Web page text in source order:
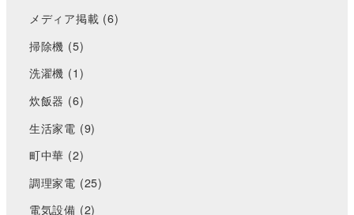
メディア掲載 (6)
掃除機 (5)
洗濯機 (1)
炊飯器 (6)
生活家電 (9)
町中華 (2)
調理家電 (25)
電気設備 (2)